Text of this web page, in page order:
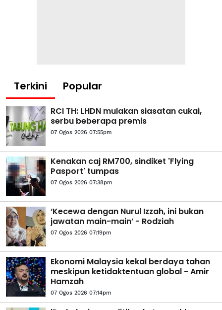
Terkini Popular
RCI TH: LHDN mulakan siasatan cukai,
serbu beberapa premis
07 Ogos 2026 07:55pm
Kenakan caj RM700, sindiket 'Flying
Pasport' tumpas
07 Ogos 2026 07:38pm
‘Kecewa dengan Nurul Izzah, ini bukan
jawatan main-main’ - Rodziah
07 Ogos 2026 07:19pm
Ekonomi Malaysia kekal berdaya tahan
meskipun ketidaktentuan global - Amir
Hamzah
07 Ogos 2026 07:14pm